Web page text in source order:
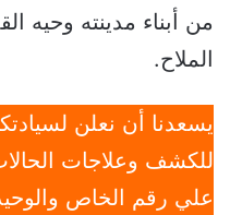
من أبناء مدينته وحيه
الملاح.
يسعدنا أن نعلن
للكشف وعلاجات
علي رقم الخاص